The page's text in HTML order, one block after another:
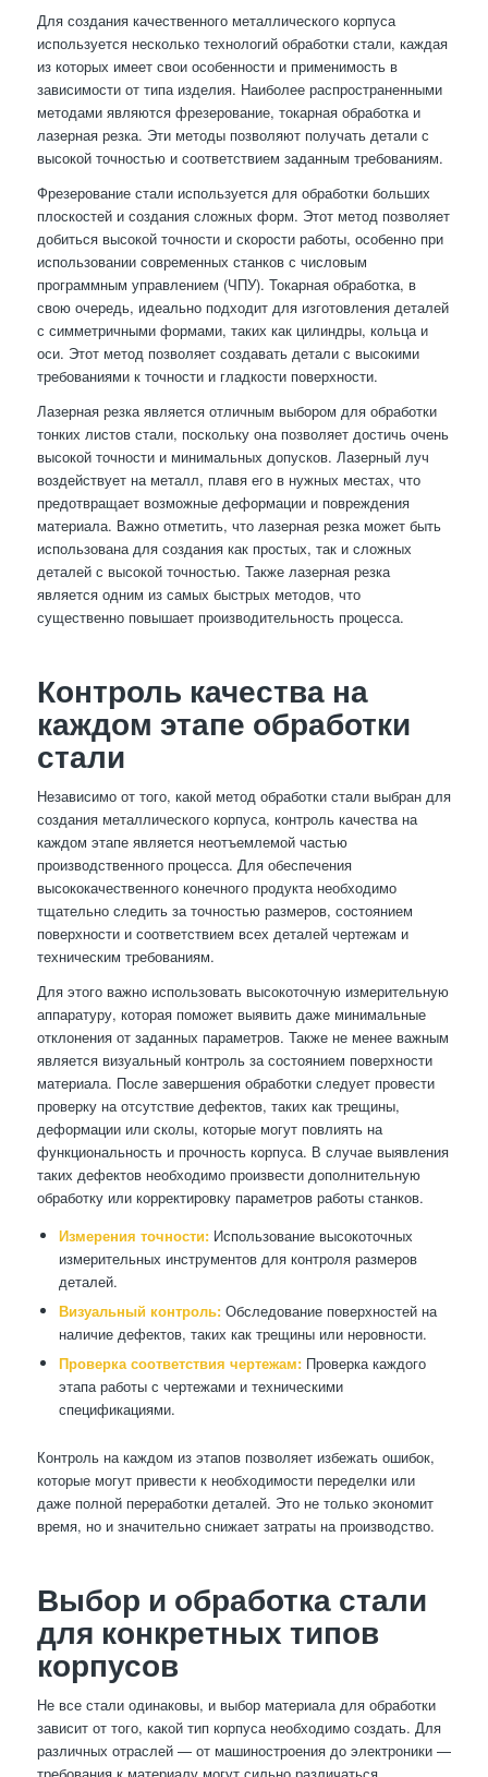
Для создания качественного металлического корпуса
используется несколько технологий обработки стали, каждая
из которых имеет свои особенности и применимость в
зависимости от типа изделия. Наиболее распространенными
методами являются фрезерование, токарная обработка и
лазерная резка. Эти методы позволяют получать детали с
высокой точностью и соответствием заданным требованиям.
Фрезерование стали используется для обработки больших
плоскостей и создания сложных форм. Этот метод позволяет
добиться высокой точности и скорости работы, особенно при
использовании современных станков с числовым
программным управлением (ЧПУ). Токарная обработка, в
свою очередь, идеально подходит для изготовления деталей
с симметричными формами, таких как цилиндры, кольца и
оси. Этот метод позволяет создавать детали с высокими
требованиями к точности и гладкости поверхности.
Лазерная резка является отличным выбором для обработки
тонких листов стали, поскольку она позволяет достичь очень
высокой точности и минимальных допусков. Лазерный луч
воздействует на металл, плавя его в нужных местах, что
предотвращает возможные деформации и повреждения
материала. Важно отметить, что лазерная резка может быть
использована для создания как простых, так и сложных
деталей с высокой точностью. Также лазерная резка
является одним из самых быстрых методов, что
существенно повышает производительность процесса.
Контроль качества на
каждом этапе обработки
стали
Независимо от того, какой метод обработки стали выбран для
создания металлического корпуса, контроль качества на
каждом этапе является неотъемлемой частью
производственного процесса. Для обеспечения
высококачественного конечного продукта необходимо
тщательно следить за точностью размеров, состоянием
поверхности и соответствием всех деталей чертежам и
техническим требованиям.
Для этого важно использовать высокоточную измерительную
аппаратуру, которая поможет выявить даже минимальные
отклонения от заданных параметров. Также не менее важным
является визуальный контроль за состоянием поверхности
материала. После завершения обработки следует провести
проверку на отсутствие дефектов, таких как трещины,
деформации или сколы, которые могут повлиять на
функциональность и прочность корпуса. В случае выявления
таких дефектов необходимо произвести дополнительную
обработку или корректировку параметров работы станков.
Измерения точности:Использование высокоточных
измерительных инструментов для контроля размеров
деталей.
Визуальный контроль:Обследование поверхностей на
наличие дефектов, таких как трещины или неровности.
Проверка соответствия чертежам:Проверка каждого
этапа работы с чертежами и техническими
спецификациями.
Контроль на каждом из этапов позволяет избежать ошибок,
которые могут привести к необходимости переделки или
даже полной переработки деталей. Это не только экономит
время, но и значительно снижает затраты на производство.
Выбор и обработка стали
для конкретных типов
корпусов
Не все стали одинаковы, и выбор материала для обработки
зависит от того, какой тип корпуса необходимо создать. Для
различных отраслей — от машиностроения до электроники —